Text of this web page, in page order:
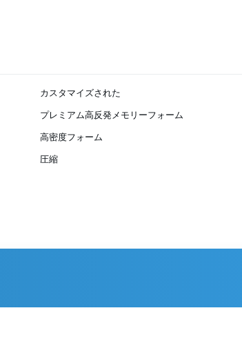
カスタマイズされた
プレミアム高反発メモリーフォーム
高密度フォーム
圧縮